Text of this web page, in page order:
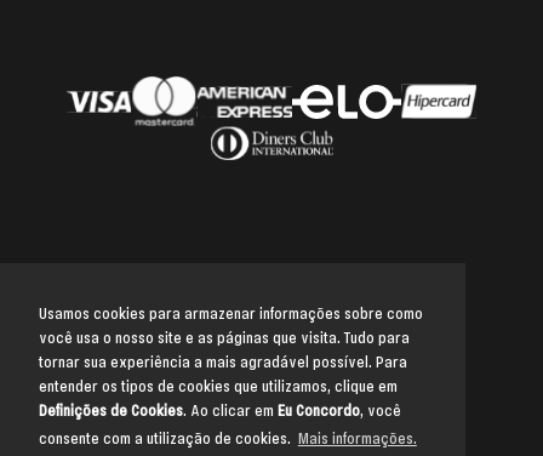
Usamos cookies para armazenar informações sobre como
você usa o nosso site e as páginas que visita. Tudo para
tornar sua experiência a mais agradável possível. Para
entender os tipos de cookies que utilizamos, clique em
Definições de Cookies. Ao clicar em Eu Concordo, você
consente com a utilização de cookies. Mais informações.
Voltar para o topo